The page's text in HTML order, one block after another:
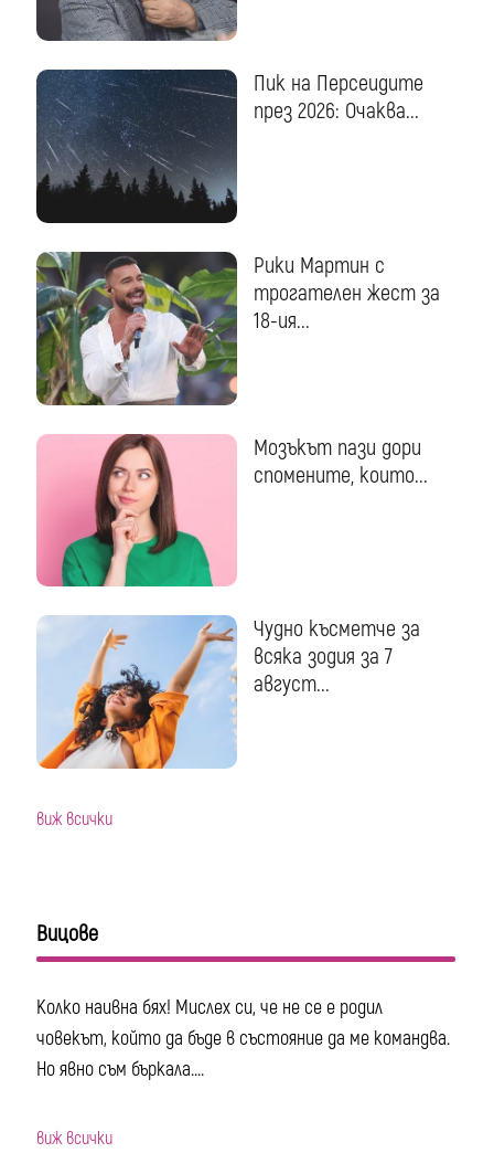
Пик на Персеидите
през 2026: Очаква...
Рики Мартин с
трогателен жест за
18-ия...
Мозъкът пази дори
спомените, които...
Чудно късметче за
всяка зодия за 7
август...
виж всички
Вицове
Колко наивна бях! Мислех си, че не се е родил
човекът, който да бъде в състояние да ме командва.
Но явно съм бъркала....
виж всички